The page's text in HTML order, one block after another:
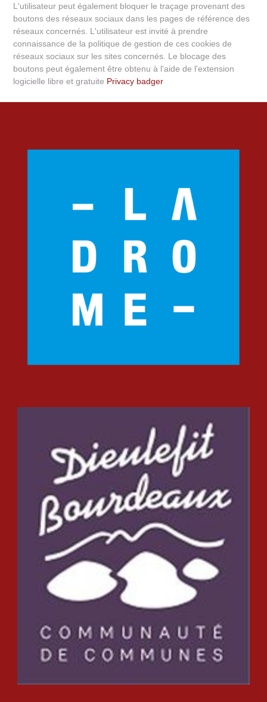
L'utilisateur peut également bloquer le traçage provenant des
boutons des réseaux sociaux dans les pages de référence des
réseaux concernés. L'utilisateur est invité à prendre
connaissance de la politique de gestion de ces cookies de
réseaux sociaux sur les sites concernés. Le blocage des
boutons peut également être obtenu à l'aide de l'extension
logicielle libre et gratuite Privacy badger